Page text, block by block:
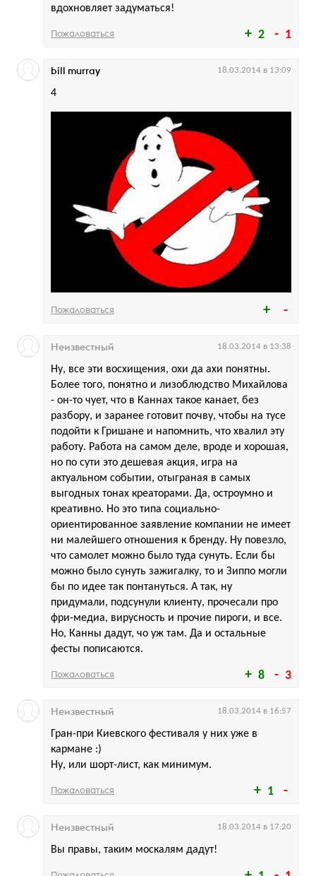
2 1
вдохновляет задуматься!
Пожаловаться
4
bill murray 18.03.2014 в 13:09
Пожаловаться
8 3
Ну, все эти восхищения, охи да ахи понятны.
Более того, понятно и лизоблюдство Михайлова
- он-то чует, что в Каннах такое канает, без
разбору, и заранее готовит почву, чтобы на тусе
подойти к Гришане и напомнить, что хвалил эту
работу. Работа на самом деле, вроде и хорошая,
но по сути это дешевая акция, игра на
актуальном событии, отыграная в самых
выгодных тонах креаторами. Да, остроумно и
креативно. Но это типа социально-
ориентированное заявление компании не имеет
ни малейшего отношения к бренду. Ну повезло,
что самолет можно было туда сунуть. Если бы
можно было сунуть зажигалку, то и Зиппо могли
бы по идее так понтануться. А так, ну
придумали, подсунули клиенту, прочесали про
фри-медиа, вирусность и прочие пироги, и все.
Но, Канны дадут, чо уж там. Да и остальные
фесты пописаются.
Неизвестный 18.03.2014 в 13:38
Пожаловаться
1
Гран-при Киевского фестиваля у них уже в
кармане :)
Ну, или шорт-лист, как минимум.
Неизвестный 18.03.2014 в 16:57
Пожаловаться
Вы правы, таким москалям дадут!
Неизвестный 18.03.2014 в 17:20